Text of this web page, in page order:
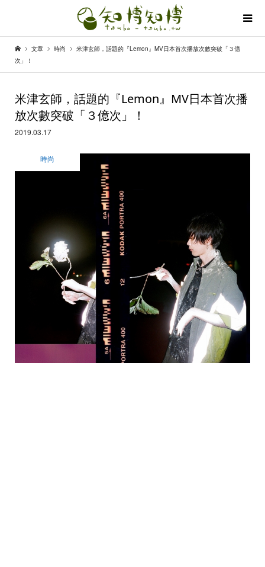
文章 時尚
米津玄師，話題的『Lemon』MV日本首次播放次數突破「３億
次」！
米津玄師，話題的『Lemon』MV日本首次播
放次數突破「３億次」！
2019.03.17
時尚